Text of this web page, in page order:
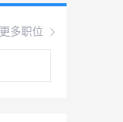
更多职位